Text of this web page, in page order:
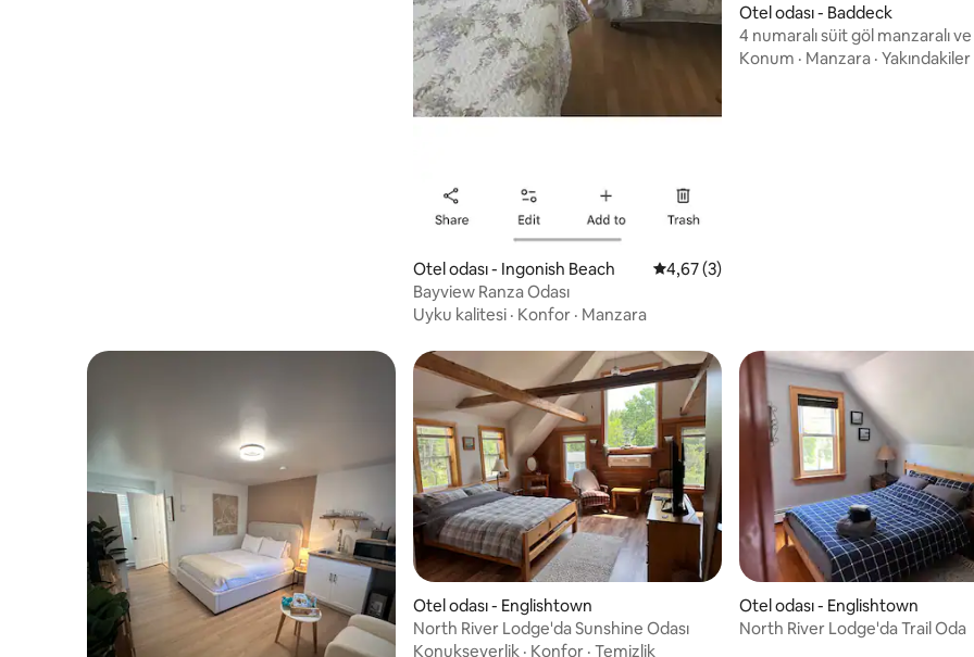
Otel odası - Ingonish Beach 5 üzerinden ortalama 4,67 puan, 3
4,67 (3)
Bayview Ranza Odası
Uyku kalitesi · Konfor · Manzara
Otel odası - Baddeck
4 numaralı süit göl manzaralı
Konum · Manzara · Yakındakiler
Otel odası - Englishtown
North River Lodge'da Sunshine Odası
Konukseverlik · Konfor · Temizlik
Otel odası - Englishtown
North River Lodge'da Trail Oda